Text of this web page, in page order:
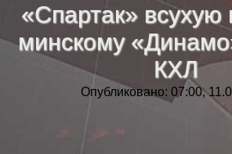
«Спартак» всухую
минскому
КХЛ
Опубликовано: 07:00,
Тренды новостей»
Рубрики»